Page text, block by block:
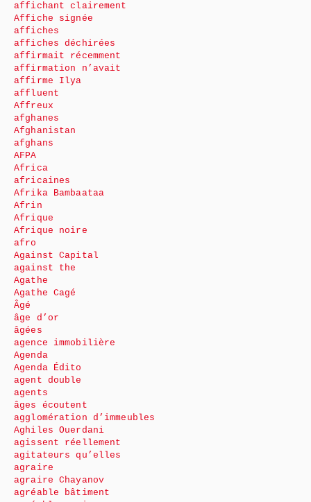
affichant clairement
Affiche signée
affiches
affiches déchirées
affirmait récemment
affirmation n’avait
affirme Ilya
affluent
Affreux
afghanes
Afghanistan
afghans
AFPA
Africa
africaines
Afrika Bambaataa
Afrin
Afrique
Afrique noire
afro
Against Capital
against the
Agathe
Agathe Cagé
Âgé
âge d’or
âgées
agence immobilière
Agenda
Agenda Édito
agent double
agents
âges écoutent
agglomération d’immeubles
Aghiles Ouerdani
agissent réellement
agitateurs qu’elles
agraire
agraire Chayanov
agréable bâtiment